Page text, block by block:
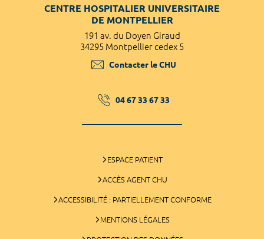
CENTRE HOSPITALIER UNIVERSITAIRE
DE MONTPELLIER
191 av. du Doyen Giraud
34295 Montpellier cedex 5
Contacter le CHU
04 67 33 67 33
ESPACE PATIENT
ACCÈS AGENT CHU
ACCESSIBILITÉ : PARTIELLEMENT CONFORME
MENTIONS LÉGALES